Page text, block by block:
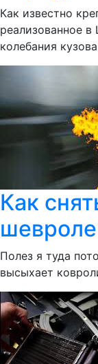
Как известно
реализованное
колебания
Как
Полез я туда
высыхает